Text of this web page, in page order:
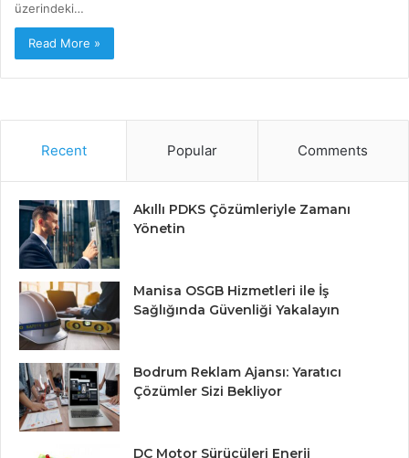
üzerindeki…
Read More »
Recent Popular Comments
Akıllı PDKS Çözümleriyle Zamanı
Yönetin
Manisa OSGB Hizmetleri ile İş
Sağlığında Güvenliği Yakalayın
Bodrum Reklam Ajansı: Yaratıcı
Çözümler Sizi Bekliyor
DC Motor Sürücüleri Enerji